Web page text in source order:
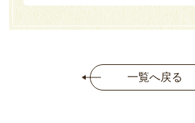
一覧へ戻る